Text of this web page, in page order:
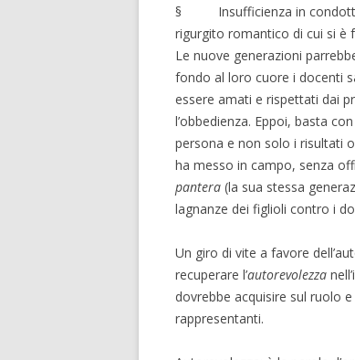
§ Insufficienza in condotta!
rigurgito romantico di cui si è
Le nuove generazioni
fondo al loro cuore i docenti
essere amati e rispettati dai
l’obbedienza. Eppoi, basta
persona e non solo i risultati
ha messo in campo, senza
pantera (la sua stessa
lagnanze dei figlioli contro i
Un giro di vite a favore
recuperare l’autorevolezza
dovrebbe acquisire sul ruolo
rappresentanti.